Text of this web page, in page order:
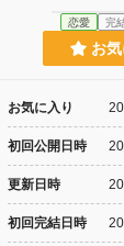
恋愛 完
お
お気に入り 20
初回公開日時
更新日時
初回完結日時